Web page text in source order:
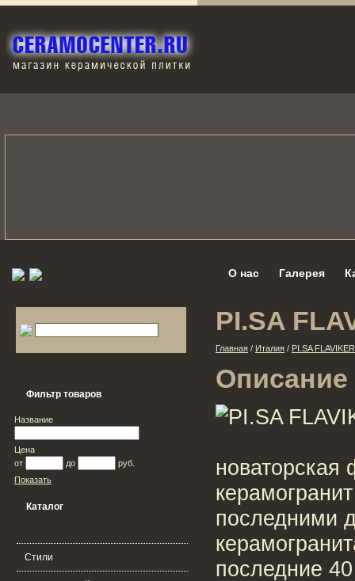
О нас Галерея
Фильтр товаров
Название
Цена
от
до
руб.
Показать
Каталог
Стили
PI.SA
Главная / Италия / PI.SA FLAVIKER
Описание
новаторская
последними
последние